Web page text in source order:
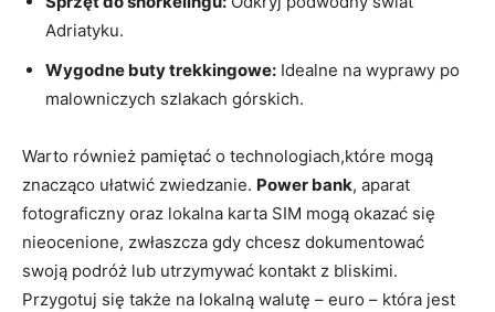
Adriatyku.
Wygodne buty⁤ trekkingowe: Idealne na ⁤wyprawy po
malowniczych szlakach górskich.
Warto również pamiętać ⁢o technologiach,które mogą
znacząco ułatwić zwiedzanie. Power bank, aparat
fotograficzny oraz lokalna karta⁣ SIM mogą okazać ‌się
nieocenione, zwłaszcza ⁢gdy chcesz ‍dokumentować
swoją podróż‌ lub‍ utrzymywać kontakt z bliskimi.
Przygotuj się także na lokalną walutę – euro – która jest